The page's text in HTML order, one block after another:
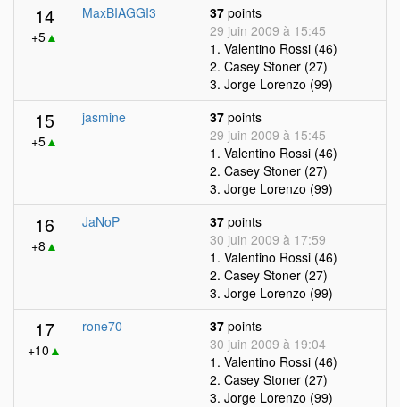
14
+5▲
MaxBIAGGI3 37 points
29 juin 2009 à 15:45
1. Valentino Rossi (46)
2. Casey Stoner (27)
3. Jorge Lorenzo (99)
15
+5▲
jasmine 37 points
29 juin 2009 à 15:45
1. Valentino Rossi (46)
2. Casey Stoner (27)
3. Jorge Lorenzo (99)
16
+8 ▲
JaNoP 37 points
30 juin 2009 à 17:59
1. Valentino Rossi (46)
2. Casey Stoner (27)
3. Jorge Lorenzo (99)
17
+10 ▲
rone70 37 points
30 juin 2009 à 19:04
1. Valentino Rossi (46)
2. Casey Stoner (27)
3. Jorge Lorenzo (99)